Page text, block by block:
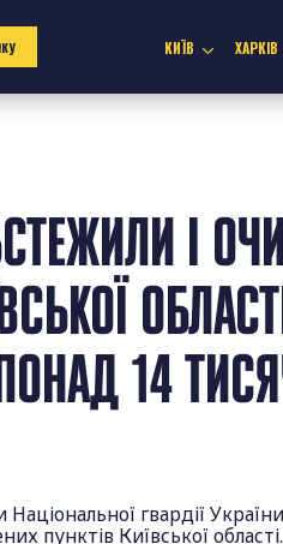
КИЇВ ХАРКІВ
І
14
Національної гвардії
пунктів Київської області.